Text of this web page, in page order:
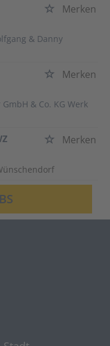
Merken
& Danny
Merken
& Co. KG Werk
Merken